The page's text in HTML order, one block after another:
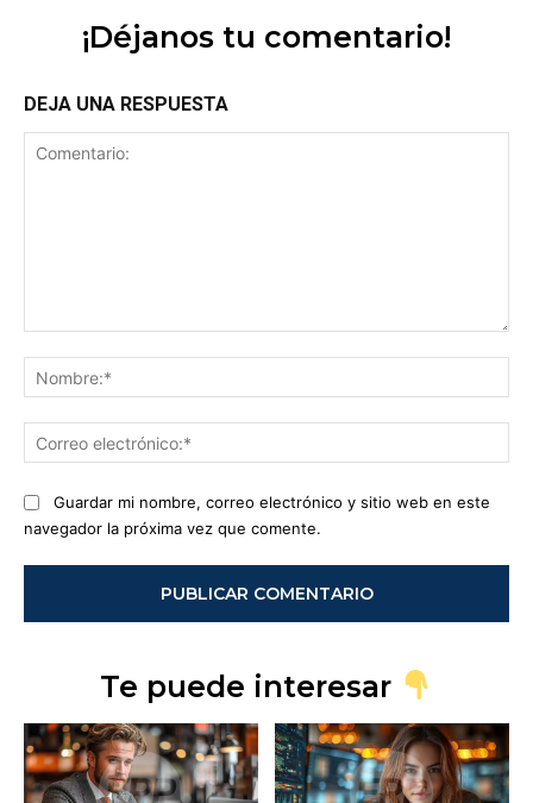
¡Déjanos tu comentario!
DEJA UNA RESPUESTA
Guardar mi nombre, correo electrónico y sitio web en este
navegador la próxima vez que comente.
Te puede interesar